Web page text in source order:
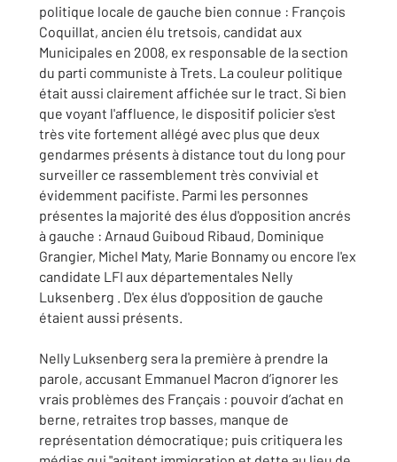
politique locale de gauche bien connue : François
Coquillat, ancien élu tretsois, candidat aux
Municipales en 2008, ex responsable de la section
du parti communiste à Trets. La couleur politique
était aussi clairement affichée sur le tract. Si bien
que voyant l'affluence, le dispositif policier s'est
très vite fortement allégé avec plus que deux
gendarmes présents à distance tout du long pour
surveiller ce rassemblement très convivial et
évidemment pacifiste. Parmi les personnes
présentes la majorité des élus d'opposition ancrés
à gauche : Arnaud Guiboud Ribaud, Dominique
Grangier, Michel Maty, Marie Bonnamy ou encore l'ex
candidate LFI aux départementales Nelly
Luksenberg . D'ex élus d'opposition de gauche
étaient aussi présents.
Nelly Luksenberg sera la première à prendre la
parole, accusant Emmanuel Macron d’ignorer les
vrais problèmes des Français : pouvoir d’achat en
berne, retraites trop basses, manque de
représentation démocratique; puis critiquera les